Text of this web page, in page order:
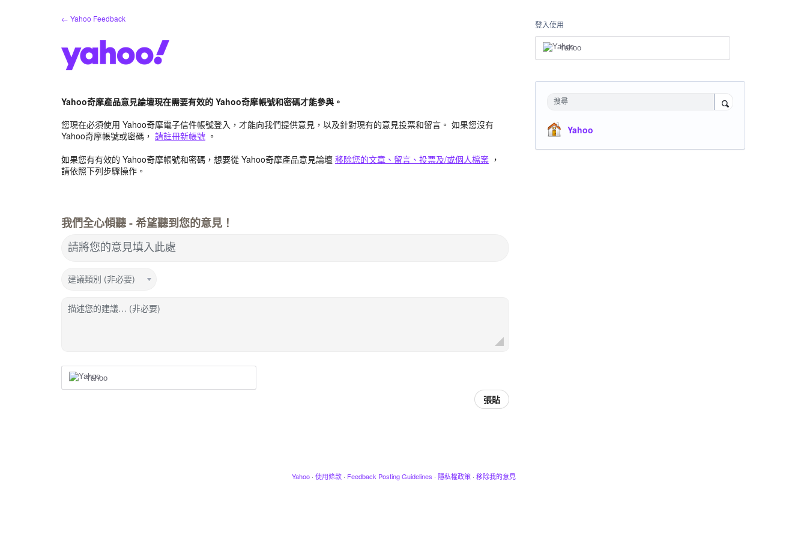
← Yahoo Feedback
Yahoo奇摩產品意見論壇現在需要有效的 Yahoo奇摩帳號和密碼才能參與。
您現在必須使用 Yahoo奇摩電子信件帳號登入，才能向我們提供意見，以及針對現有的意見投票和留言。 如果您沒有
Yahoo奇摩帳號或密碼， 請註冊新帳號 。
如果您有有效的 Yahoo奇摩帳號和密碼，想要從 Yahoo奇摩產品意見論壇 移除您的文章、留言、投票及/或個人檔案 ，
請依照下列步驟操作。
我們全心傾聽 - 希望聽到您的意見！
請將您的意見填入此處
建議類別 (非必要)
描述您的建議… (非必要)
Yahoo
張貼
登入使用
Yahoo
搜尋
Yahoo
Yahoo · 使用條款 · Feedback Posting Guidelines · 隱私權政策 · 移除我的意見